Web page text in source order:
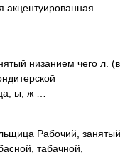
акцентуированная
низанием чего л. (в
ы; ж …
Рабочий, занятый
табачной,